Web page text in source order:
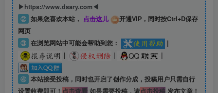
▶https://www.dsary.com◀
② 如果您喜欢本站， 点击这儿
开通VIP，同时按Ctrl+D保存
网页
③ 在浏览网站中可能会帮助到您：
|
|
| |
④ 本站接受投稿，同时也开启了创作分成，投稿用户只需自行
设置收费即可！ 点击查看如果需要投稿，请点击投稿发布文章！